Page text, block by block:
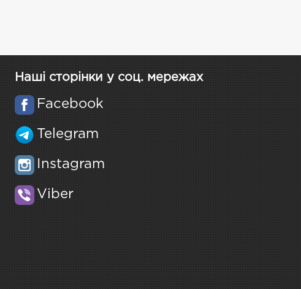
Наші сторінки у соц. мережах
Facebook
Telegram
Instagram
Viber